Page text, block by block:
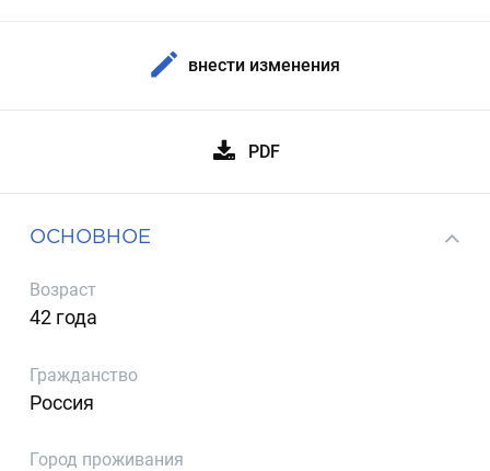
внести изменения
PDF
ОСНОВНОЕ
Возраст
42 года
Гражданство
Россия
Город проживания